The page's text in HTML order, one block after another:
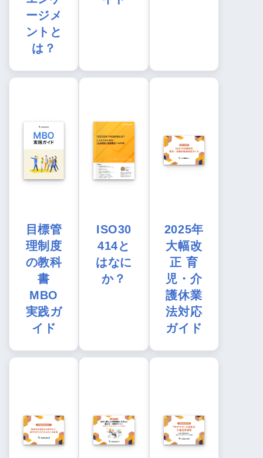
ージメ
ントと
は？
目標管
理制度
の教科
書
MBO
実践ガ
イド
ISO30
414と
はなに
か？
2025年
大幅改
正 育
児・介
護休業
法対応
ガイド